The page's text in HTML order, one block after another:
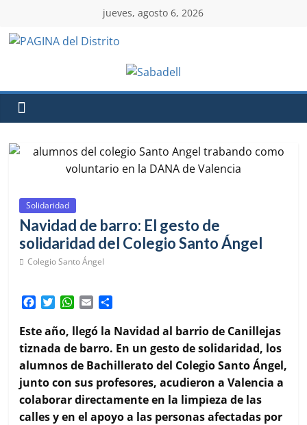
jueves, agosto 6, 2026
Solidaridad
Navidad de barro: El gesto de
solidaridad del Colegio Santo Ángel
Colegio Santo Ángel
c
e
b
o
o
k
i
t
t
e
r
W
a
t
s
A
p
p
a
i
l
m
p
a
r
t
i
r
Este año, llegó la Navidad al barrio de Canillejas
tiznada de barro. En un gesto de solidaridad, los
alumnos de Bachillerato del Colegio Santo Ángel,
junto con sus profesores, acudieron a Valencia a
colaborar directamente en la limpieza de las
calles y en el apoyo a las personas afectadas por